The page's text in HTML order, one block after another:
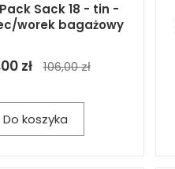
Pack Sack 18 - tin -
worek bagażowy
zł 106,00 zł
Do koszyka